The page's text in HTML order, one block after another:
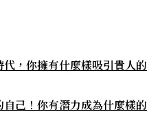
，你擁有什麼樣吸引貴人的
己！你有潛力成為什麼樣的